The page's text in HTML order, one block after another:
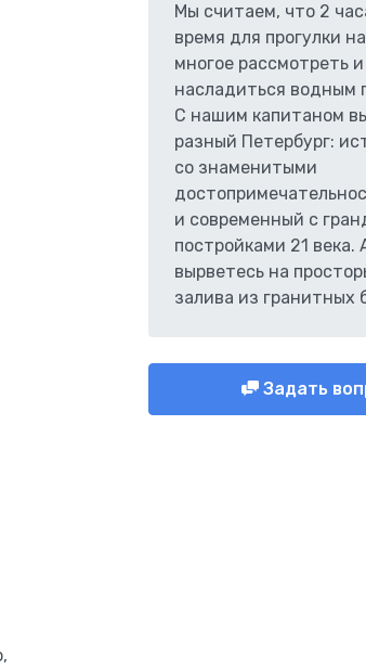
Мы считаем, что 2
время для прогулки
многое рассмотреть
насладиться водным
С нашим капитаном
разный Петербург:
со знаменитыми
и современный с
постройками 21 века.
вырветесь на
залива из гранитных
Задать